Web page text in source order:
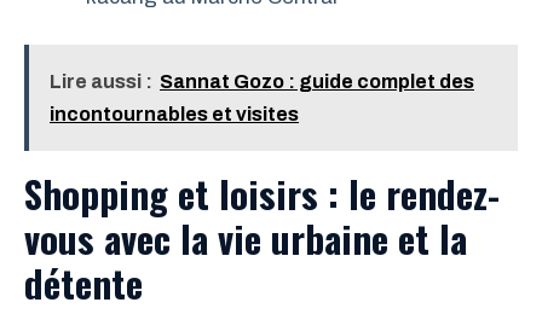
Lire aussi : Sannat Gozo : guide complet des
incontournables et visites
Shopping et loisirs : le rendez-
vous avec la vie urbaine et la
détente